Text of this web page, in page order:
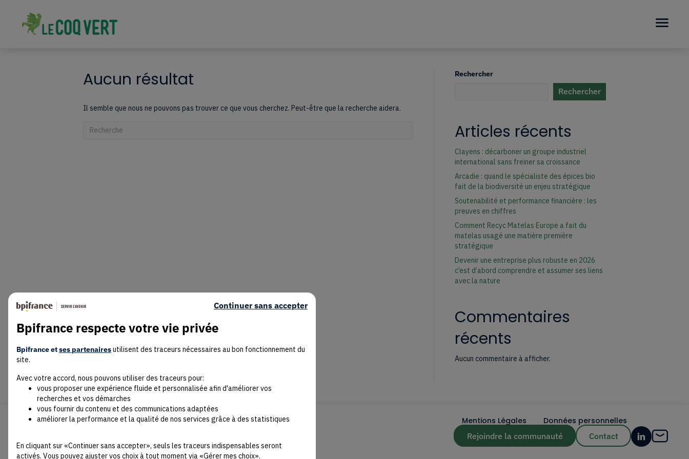
Aucun résultat
Il semble que nous ne pouvons pas trouver ce que vous cherchez. Peut-être que la recherche aidera.
Rechercher
Rechercher
Articles récents
Clayens : décarboner un groupe industriel
international sans freiner sa croissance
Arcadie : quand le spécialiste des épices bio
fait de la biodiversité un enjeu stratégique
Soutenabilité et performance financière : les
preuves en chiffres
Comment Recyc Matelas Europe a fait du
matelas usagé une matière première
stratégique
Devenir une entreprise plus robuste en 2026
c’est d’abord comprendre et assumer ses liens
avec la nature
Commentaires
récents
Aucun commentaire à afficher.
Mentions Légales
Données personnelles
Rejoindre la communauté
Contact
Bpifrance respecte votre vie privée
Bpifrance etses partenairesutilisent des traceurs nécessaires au bon fonctionnement du
site.
Avec votre accord, nous pouvons utiliser des traceurs pour:
vous proposer une expérience fluide et personnalisée afin d'améliorer vos
recherches et vos démarches
vous fournir du contenu et des communications adaptées
améliorer la performance et la qualité de nos services grâce à des statistiques
En cliquant sur «Continuer sans accepter», seuls les traceurs indispensables seront
activés. Vous pouvez ajuster vos choix à tout moment via «Gérer mes choix».
Continuer sans accepter